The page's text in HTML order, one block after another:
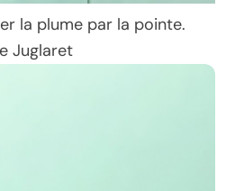
la plume par la pointe.
Juglaret